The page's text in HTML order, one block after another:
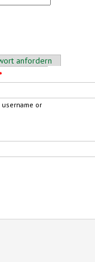
anfordern
*
or